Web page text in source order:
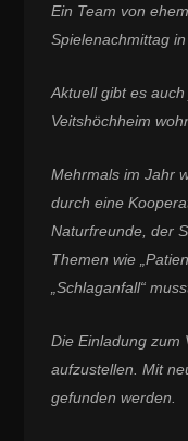
Ein Team von
Spielenachmittag
Aktuell gibt es
Veitshöchheim
Mehrmals im Jahr
durch eine
Naturfreunde, der
Themen wie
„Schlaganfall“
Die Einladung zum
aufzustellen. Mit
gefunden werden.